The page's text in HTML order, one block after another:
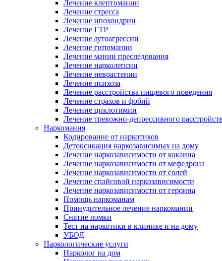
Лечение клептомании
Лечение стресса
Лечение ипохондрии
Лечение ГТР
Лечение аутоагрессии
Лечение гипомании
Лечение мании преследования
Лечение нарколепсии
Лечение неврастении
Лечение психоза
Лечение расстройства пищевого поведения
Лечение страхов и фобий
Лечение циклотимии
Лечение тревожно-депрессивного
Наркомания
Кодирование от наркотиков
Детоксикация наркозависимых на дому
Лечение наркозависимости от кокаина
Лечение наркозависимости от мефедрона
Лечение наркозависимости от солей
Лечение спайсовой наркозависимости
Лечение наркозависимости от героина
Помощь наркоманам
Принудительное лечение наркомании
Снятие ломки
Тест на наркотики в клинике и на дому
УБОД
Наркологические услуги
Нарколог на дом